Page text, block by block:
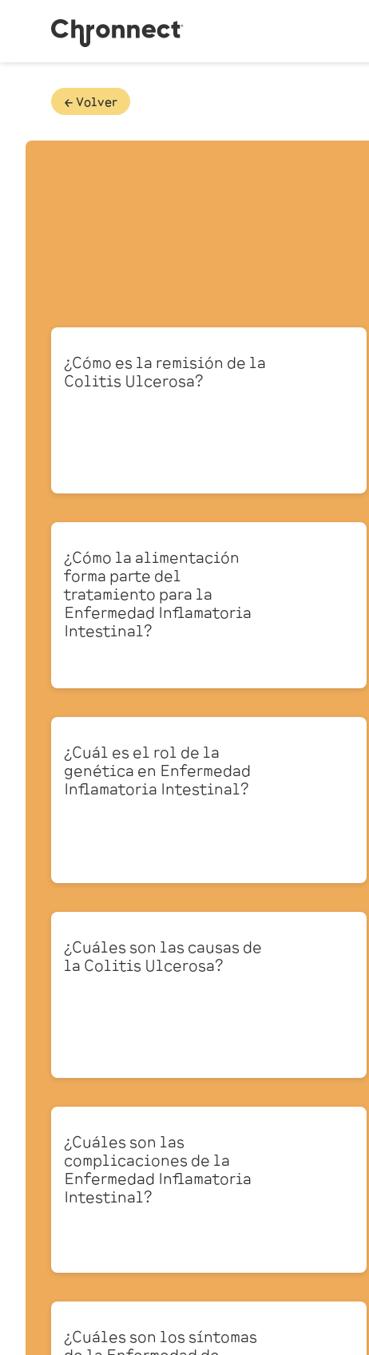
🡠 Volver
¿Cómo es la remisión de la
Colitis Ulcerosa?
¿Cómo la alimentación
forma parte del
tratamiento para la
Enfermedad Inflamatoria
Intestinal?
¿Cuál es el rol de la
genética en Enfermedad
Inflamatoria Intestinal?
¿Cuáles son las causas de
la Colitis Ulcerosa?
¿Cuáles son las
complicaciones de la
Enfermedad Inflamatoria
Intestinal?
¿Cuáles son los síntomas